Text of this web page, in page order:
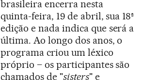
brasileira encerra nesta
quinta-feira, 19 de abril, sua 18ª
edição e nada indica que será a
última. Ao longo dos anos, o
programa criou um léxico
próprio – os participantes são
chamados de "sisters" e